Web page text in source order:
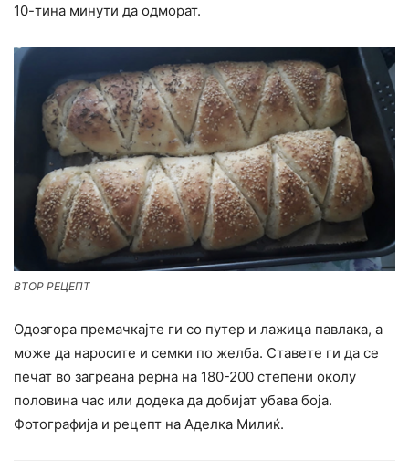
10-тина минути да одморат.
ВТОР РЕЦЕПТ
Одозгора премачкајте ги со путер и лажица павлака, а
може да наросите и семки по желба. Ставете ги да се
печат во загреана рерна на 180-200 степени околу
половина час или додека да добијат убава боја.
Фотографија и рецепт на Аделка Милиќ.